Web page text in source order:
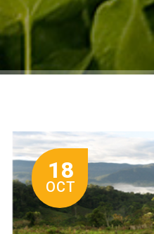
18
OCT